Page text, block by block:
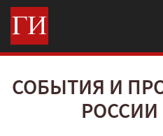
СОБЫТИЯ И